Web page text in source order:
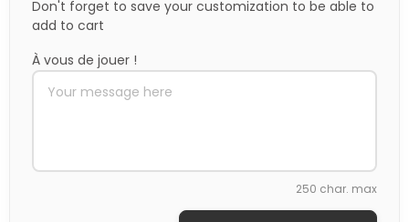
Don't forget to save your customization to be able to
add to cart
À vous de jouer !
250 char. max